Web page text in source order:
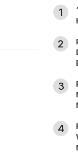
1
2
3
4